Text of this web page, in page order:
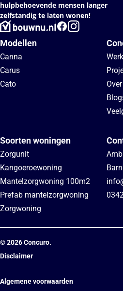
hulpbehoevende mensen langer
zelfstandig te laten wonen!
Modellen
Canna
Carus
Cato
Soorten woningen
Zorgunit
Kangoeroewoning
Mantelzorgwoning 100m2
Prefab mantelzorgwoning
Zorgwoning
©2026Concuro.
Disclaimer
Algemene voorwaarden